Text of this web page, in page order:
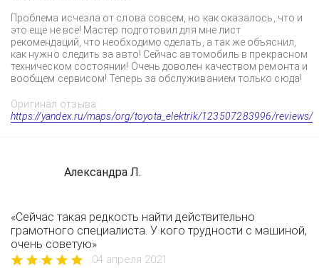
Проблема исчезла от слова совсем, но как оказалось, что и
это ещё не всё! Мастер подготовил для мне лист
рекомендаций, что необходимо сделать, а так же объяснил,
как нужно следить за авто! Сейчас автомобиль в прекрасном
техническом состоянии! Очень доволен качеством ремонта и
вообщем сервисом! Теперь за обслуживанием только сюда!
Оригинал отзыва:
https://yandex.ru/maps/org/toyota_elektrik/123507283996/reviews/
Александра Л.
«Сейчас такая редкость найти действительно
грамотного специалиста. У кого трудности с машиной,
очень советую»
04 апреля 2021